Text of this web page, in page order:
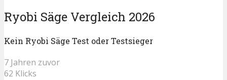
Ryobi Säge Vergleich 2026
Kein Ryobi Säge Test oder Testsieger
7 Jahren zuvor
62 Klicks